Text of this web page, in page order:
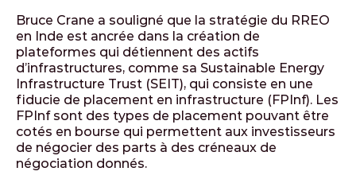
Bruce Crane a souligné que la stratégie du RREO
en Inde est ancrée dans la création de
plateformes qui détiennent des actifs
d’infrastructures, comme sa Sustainable Energy
Infrastructure Trust (SEIT), qui consiste en une
fiducie de placement en infrastructure (FPInf). Les
FPInf sont des types de placement pouvant être
cotés en bourse qui permettent aux investisseurs
de négocier des parts à des créneaux de
négociation donnés.